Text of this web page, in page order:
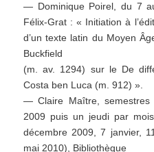
— Dominique Poirel, du 7
Félix-Grat : « Initiation à
d’un texte latin du Moyen
Buckfield
(m. av. 1294) sur le De
Costa ben Luca (m. 912) ».
— Claire Maître,
2009 puis un jeudi par
décembre 2009, 7 janvier,
mai 2010), Bibliothèque